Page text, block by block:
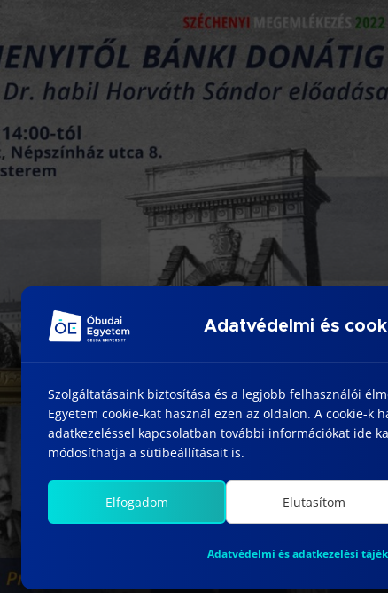
Adatvédelmi és
Szolgáltatásaink biztosítása és a legjobb felhasználói
Egyetem cookie-kat használ ezen az oldalon. A cookie-k
adatkezeléssel kapcsolatban további információkat ide
módosíthatja a sütibeállításait is.
Elfogadom Elutasítom
Adatvédelmi és adatkezelési